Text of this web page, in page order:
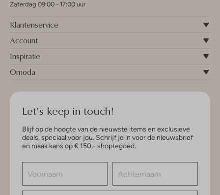
Zaterdag 09:00 - 17:00 uur
Klantenservice
Account
Inspiratie
Omoda
Let's keep in touch!
Blijf op de hoogte van de nieuwste items en exclusieve
deals, speciaal voor jou. Schrijf je in voor de nieuwsbrief
en maak kans op € 150,- shoptegoed.